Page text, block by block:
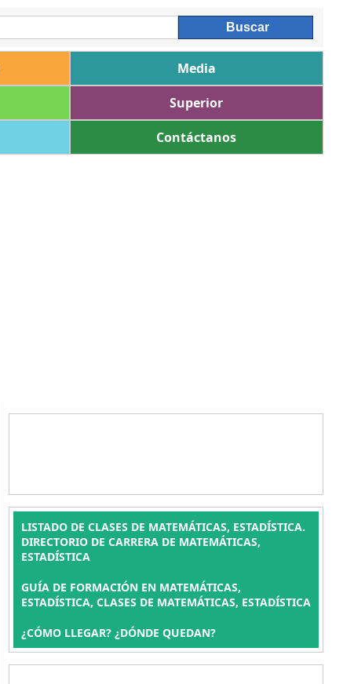
Media
Superior
Contáctanos
LISTADO DE CLASES DE MATEMÁTICAS, ESTADÍSTICA.
DIRECTORIO DE CARRERA DE MATEMÁTICAS,
ESTADÍSTICA
GUÍA DE FORMACIÓN EN MATEMÁTICAS,
ESTADÍSTICA, CLASES DE MATEMÁTICAS, ESTADÍSTICA
¿CÓMO LLEGAR? ¿DÓNDE QUEDAN?